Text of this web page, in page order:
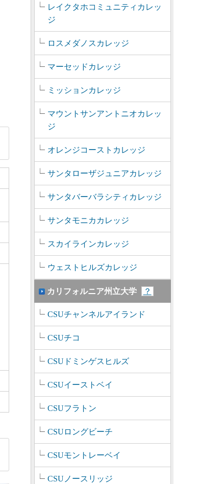
レイクタホコミュニティカレッ
ジ
ロスメダノスカレッジ
マーセッドカレッジ
ミッションカレッジ
マウントサンアントニオカレッ
ジ
オレンジコーストカレッジ
サンタローザジュニアカレッジ
サンタバーバラシティカレッジ
サンタモニカカレッジ
スカイラインカレッジ
ウェストヒルズカレッジ
カリフォルニア州立大学 ？
CSUチャンネルアイランド
CSUチコ
CSUドミンゲスヒルズ
CSUイーストベイ
CSUフラトン
CSUロングビーチ
CSUモントレーベイ
CSUノースリッジ